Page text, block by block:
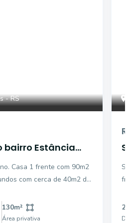
- RS
bairro Estância
Casa 1 frente com 90m2
com cerca de 40m2 de
Piso cerâmico nos
teto. Área coberta
130m²
Área privativa
2